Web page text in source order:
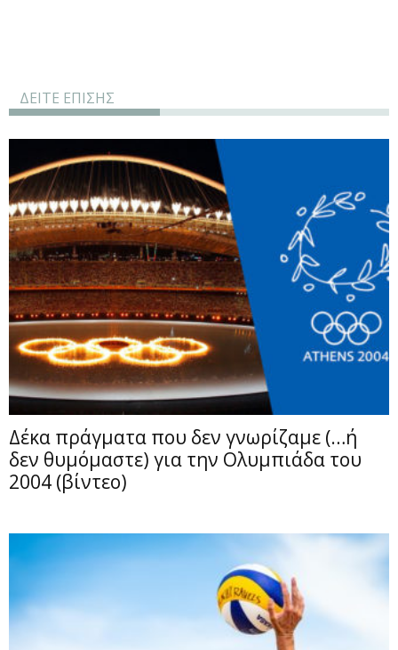
ΔΕΙΤΕ ΕΠΙΣΗΣ
Δέκα πράγματα που δεν γνωρίζαμε (…ή
δεν θυμόμαστε) για την Ολυμπιάδα του
2004 (βίντεο)